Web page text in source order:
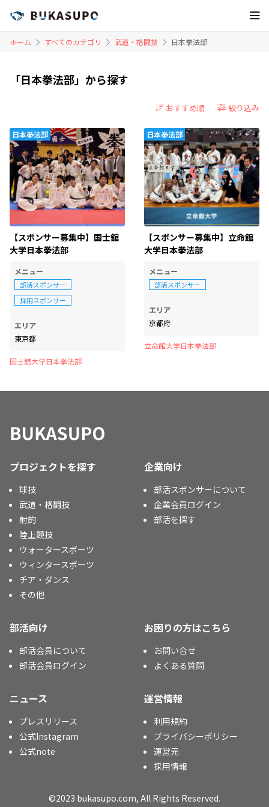
ホーム すべてのカテゴリ 武道・格闘技 日本拳法部
「日本拳法部」から探す
絞り込み
日本拳法部
【スポンサー募集中】国士舘
大学日本拳法部
メニュー
部活スポンサー
採用スポンサー
エリア
東京都
国士舘大学日本拳法部
日本拳法部
【スポンサー募集中】立命館
大学日本拳法部
メニュー
部活スポンサー
エリア
京都府
立命館大学日本拳法部
プロジェクトを探す
球技
武道・格闘技
射的
陸上競技
ウォータースポーツ
ウィンタースポーツ
チア・ダンス
その他
企業向け
部活スポンサーについて
企業会員ログイン
部活を探す
部活向け
部活会員について
部活会員ログイン
お困りの方はこちら
お問い合せ
よくある質問
ニュース
プレスリリース
公式Instagram
公式note
運営情報
利用規約
プライバシーポリシー
運営元
採用情報
©2023 bukasupo.com, All Rights Reserved.